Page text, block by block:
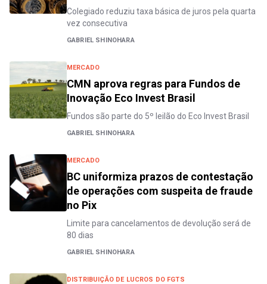
Colegiado reduziu taxa básica de juros pela quarta
vez consecutiva
GABRIEL SHINOHARA
MERCADO
CMN aprova regras para Fundos de
Inovação Eco Invest Brasil
Fundos são parte do 5º leilão do Eco Invest Brasil
GABRIEL SHINOHARA
MERCADO
BC uniformiza prazos de contestação
de operações com suspeita de fraude
no Pix
Limite para cancelamentos de devolução será de
80 dias
GABRIEL SHINOHARA
DISTRIBUIÇÃO DE LUCROS DO FGTS